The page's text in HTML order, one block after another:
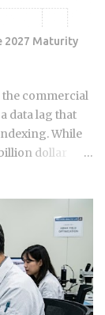
installment
ratio
scoring.
a ratio near
A shorter
2027 Maturity
commercial
data lag that
While
dollar
the market is
absorbing the
interest
ledger that
reality
by a